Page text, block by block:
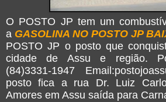
O POSTO JP tem um
a GASOLINA NO POSTO JP
POSTO JP o posto que
cidade de Assu e região.
(84)3331-1947
posto fica a rua Dr. Luiz
Amores em Assu saída para